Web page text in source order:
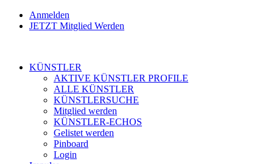
Anmelden
JETZT Mitglied Werden
KÜNSTLER
AKTIVE KÜNSTLER PROFILE
ALLE KÜNSTLER
KÜNSTLERSUCHE
Mitglied werden
KÜNSTLER-ECHOS
Gelistet werden
Pinboard
Login